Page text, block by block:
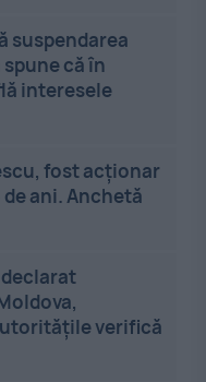
suspendarea
că în
interesele
fost acționar
de ani. Anchetă
verifică